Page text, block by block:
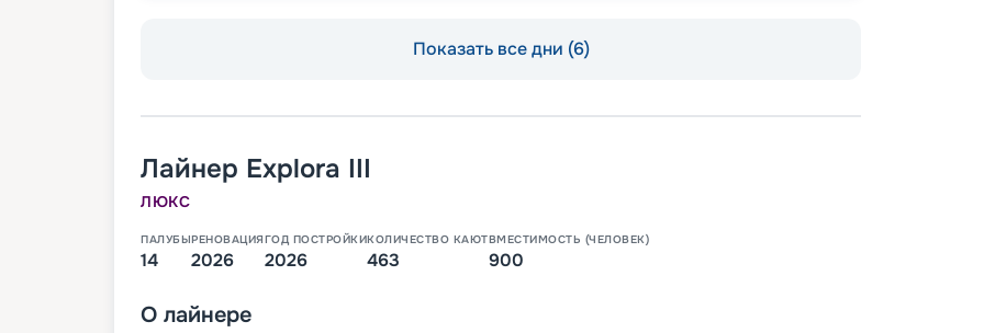
Показать все дни (6)
Лайнер Explora III
ЛЮКС
ПАЛУБЫ
14
РЕНОВАЦИЯ
2026
ГОД ПОСТРОЙКИ
2026
КОЛИЧЕСТВО КАЮТ
463
ВМЕСТИМОСТЬ (ЧЕЛОВЕК)
900
О лайнере